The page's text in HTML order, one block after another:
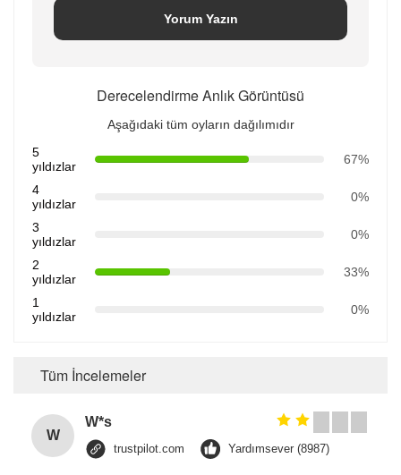
Yorum Yazın
Derecelendirme Anlık Görüntüsü
Aşağıdaki tüm oyların dağılımıdır
5
yıldızlar
67%
4
yıldızlar
0%
3
yıldızlar
0%
2
yıldızlar
33%
1
yıldızlar
0%
Tüm İncelemeler
W
W*s
trustpilot.com Yardımsever (8987)